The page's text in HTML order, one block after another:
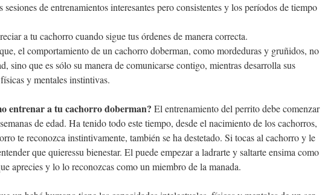
sesiones de entrenamientos interesantes pero consistentes y los períodos de tiempo
a tu cachorro cuando sigue tus órdenes de manera correcta.
el comportamiento de un cachorro doberman, como mordeduras y gruñidos, no
sino que es sólo su manera de comunicarse contigo, mientras desarrolla sus
y mentales instintivas.
entrenar a tu cachorro doberman? El entrenamiento del perrito debe comenzar
de edad. Ha tenido todo este tiempo, desde el nacimiento de los cachorros,
te reconozca instintivamente, también se ha destetado. Si tocas al cachorro y le
que quieressu bienestar. El puede empezar a ladrarte y saltarte ensima como
aprecies y lo lo reconozcas como un miembro de la manada.